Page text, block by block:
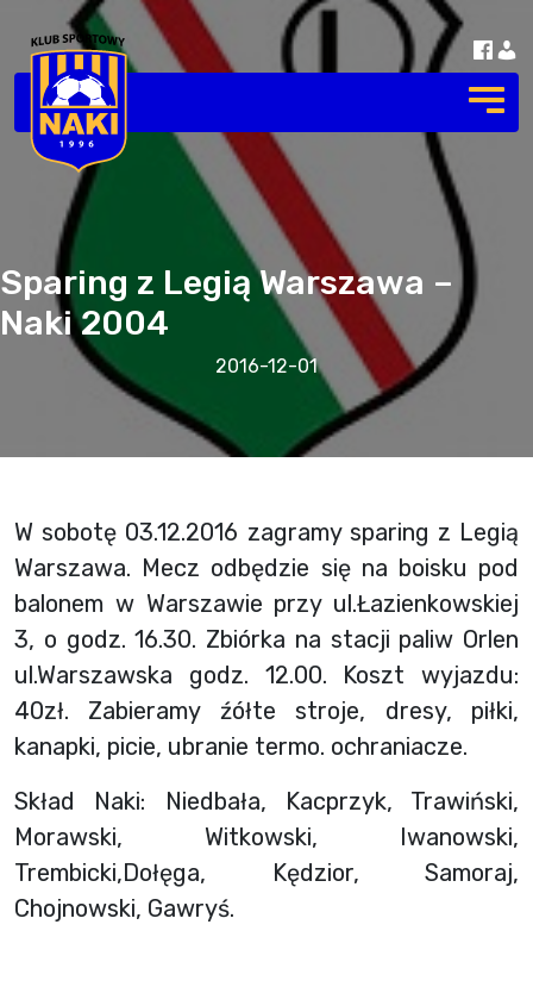
Sparing z Legią Warszawa –
Naki 2004
2016-12-01
W sobotę 03.12.2016 zagramy sparing z Legią
Warszawa. Mecz odbędzie się na boisku pod
balonem w Warszawie przy ul.Łazienkowskiej
3, o godz. 16.30. Zbiórka na stacji paliw Orlen
ul.Warszawska godz. 12.00. Koszt wyjazdu:
40zł. Zabieramy źółte stroje, dresy, piłki,
kanapki, picie, ubranie termo. ochraniacze.
Skład Naki: Niedbała, Kacprzyk, Trawiński,
Morawski, Witkowski, Iwanowski,
Trembicki,Dołęga, Kędzior, Samoraj,
Chojnowski, Gawryś.